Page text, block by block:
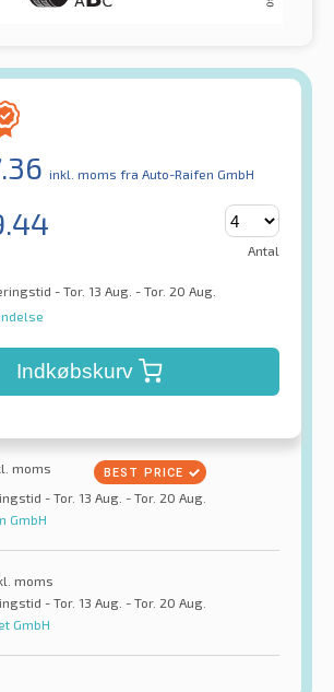
inkl. moms fra Auto-Raifen GmbH
Antal
- Tor. 13 Aug. - Tor. 20 Aug.
Indkøbskurv
moms
- Tor. 13 Aug. - Tor. 20 Aug.
GmbH
moms
- Tor. 13 Aug. - Tor. 20 Aug.
GmbH